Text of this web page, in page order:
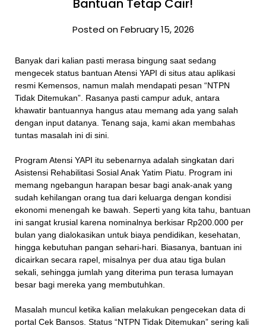
Bantuan Tetap Cair!
Posted on February 15, 2026
Banyak dari kalian pasti merasa bingung saat sedang
mengecek status bantuan Atensi YAPI di situs atau aplikasi
resmi Kemensos, namun malah mendapati pesan “NTPN
Tidak Ditemukan”. Rasanya pasti campur aduk, antara
khawatir bantuannya hangus atau memang ada yang salah
dengan input datanya. Tenang saja, kami akan membahas
tuntas masalah ini di sini.
Program Atensi YAPI itu sebenarnya adalah singkatan dari
Asistensi Rehabilitasi Sosial Anak Yatim Piatu. Program ini
memang ngebangun harapan besar bagi anak-anak yang
sudah kehilangan orang tua dari keluarga dengan kondisi
ekonomi menengah ke bawah. Seperti yang kita tahu, bantuan
ini sangat krusial karena nominalnya berkisar Rp200.000 per
bulan yang dialokasikan untuk biaya pendidikan, kesehatan,
hingga kebutuhan pangan sehari-hari. Biasanya, bantuan ini
dicairkan secara rapel, misalnya per dua atau tiga bulan
sekali, sehingga jumlah yang diterima pun terasa lumayan
besar bagi mereka yang membutuhkan.
Masalah muncul ketika kalian melakukan pengecekan data di
portal Cek Bansos. Status “NTPN Tidak Ditemukan” sering kali